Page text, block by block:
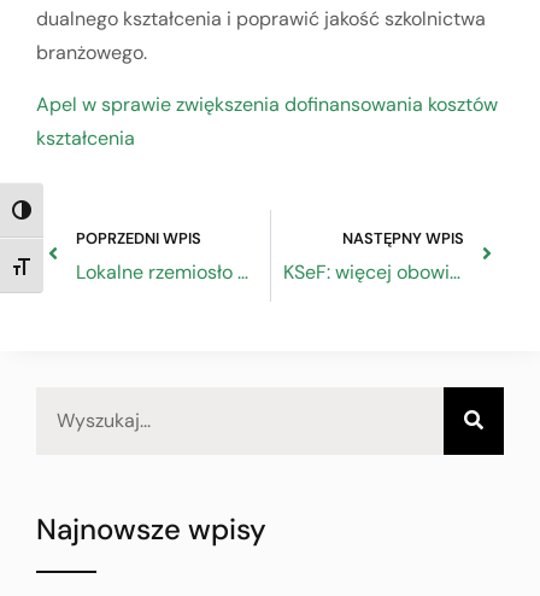
TOGGLE HIGH CONTRAST
TOGGLE FONT SIZE
dualnego kształcenia i poprawić jakość szkolnictwa
branżowego.
Apel w sprawie zwiększenia dofinansowania kosztów
kształcenia
POPRZEDNI WPIS
Lokalne rzemiosło w regionie Nowego Tomyśla
NASTĘPNY WPIS
KSeF: więcej obowiązków zamiast przyspieszenia
Najnowsze wpisy